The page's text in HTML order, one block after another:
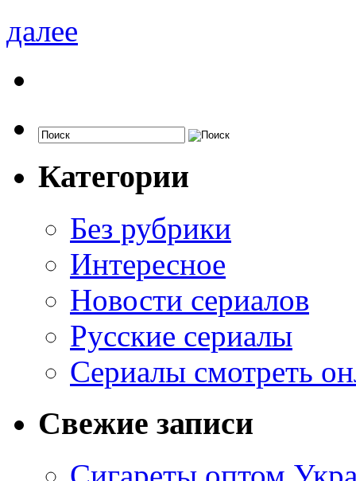
далее
Категории
Без рубрики
Интересное
Новости сериалов
Русские сериалы
Сериалы смотреть
Свежие записи